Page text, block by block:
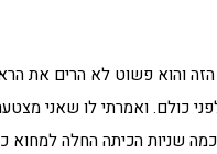
והוא פשוט לא הרים את
כולם. ואמרתי לו שאני
שניות הכיתה החלה למחוא